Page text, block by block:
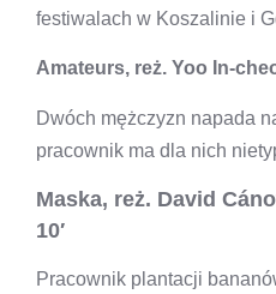
festiwalach w Koszalinie i
Amateurs, reż. Yoo In-
Dwóch mężczyzn napada
pracownik ma dla nich
Maska, reż. David
10′
Pracownik plantacji